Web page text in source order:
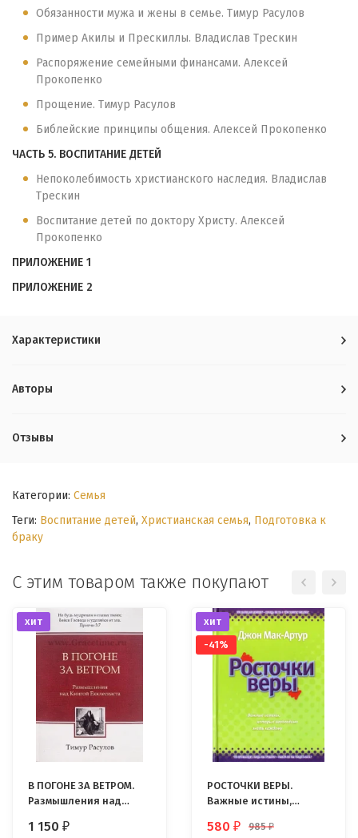
Обязанности мужа и жены в семье. Тимур Расулов
Пример Акилы и Прескиллы. Владислав Трескин
Распоряжение семейными финансами. Алексей
Прокопенко
Прощение. Тимур Расулов
Библейские принципы общения. Алексей Прокопенко
ЧАСТЬ 5. ВОСПИТАНИЕ ДЕТЕЙ
Непоколебимость христианского наследия. Владислав
Трескин
Воспитание детей по доктору Христу. Алексей
Прокопенко
ПРИЛОЖЕНИЕ 1
ПРИЛОЖЕНИЕ 2
Характеристики
Авторы
Отзывы
Категории: Семья
Теги: Воспитание детей, Христианская семья, Подготовка к
браку
С этим товаром также покупают
хит
В ПОГОНЕ ЗА ВЕТРОМ.
Размышления над
Тимур Расулов
1 150 ₽
хит
-41%
РОСТОЧКИ ВЕРЫ.
Важные истины,
знать каждому. Джон
580 ₽ 985₽